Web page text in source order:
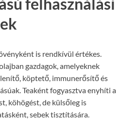
felhasználási
is rendkívül értékes.
gazdagok, amelyeknek
köptető, immunerősítő és
Teaként fogyasztva enyhíti a
köhögést, de külsőleg is
sebek tisztítására.